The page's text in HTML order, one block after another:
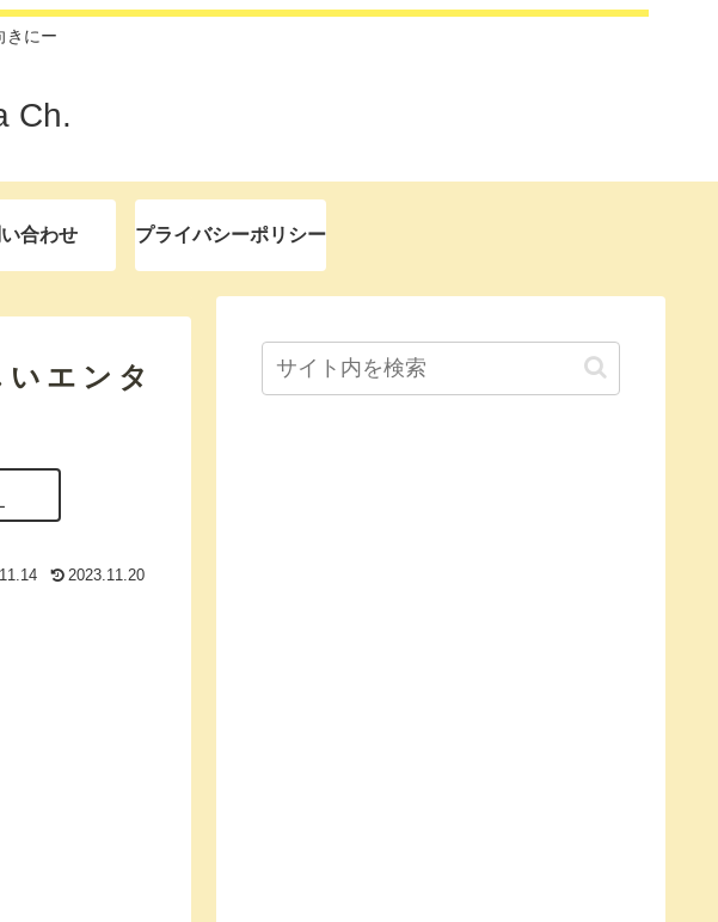
きにー
Ch.
合わせ プライバシーポリシー
エンタ
2023.11.20